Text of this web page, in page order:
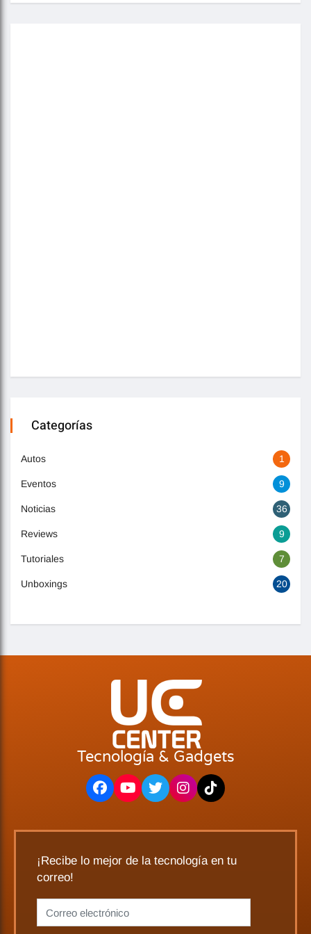
Categorías
Autos 1
Eventos 9
Noticias 36
Reviews 9
Tutoriales 7
Unboxings 20
Tecnología & Gadgets
¡Recibe lo mejor de la tecnología en tu
correo!